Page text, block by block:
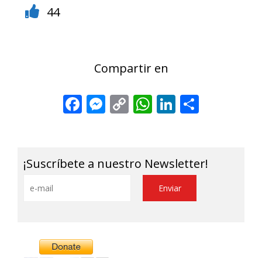
44
Compartir en
Facebook
Messenger
CopyWhatsApp
LinkedIn
¡Suscríbete a nuestro Newsletter!